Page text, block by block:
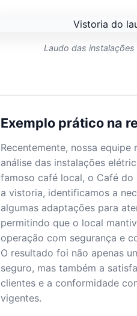
Laudo das instalações
Exemplo prático na
Recentemente, nossa equipe
análise das instalações
famoso café local, o Café do
a vistoria, identificamos a
algumas adaptações para
permitindo que o local
operação com segurança e
O resultado foi não apenas
seguro, mas também a
clientes e a conformidade
vigentes.